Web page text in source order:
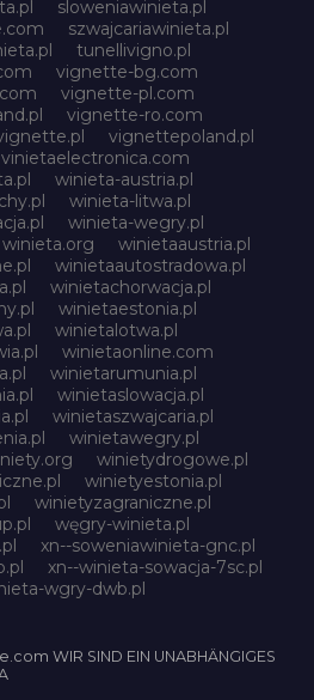
sloweniawinieta.pl
szwajcariawinieta.pl
tunellivigno.pl
vignette-bg.com
vignette-pl.com
vignette-ro.com
vignettepoland.pl
vinietaelectronica.com
winieta-austria.pl
winieta-litwa.pl
winieta-wegry.pl
winieta.org
winietaaustria.pl
winietaautostradowa.pl
winietachorwacja.pl
winietaestonia.pl
winietalotwa.pl
winietaonline.com
winietarumunia.pl
winietaslowacja.pl
winietaszwajcaria.pl
winietawegry.pl
winietydrogowe.pl
winietyestonia.pl
winietyzagraniczne.pl
węgry-winieta.pl
xn--soweniawinieta-gnc.pl
xn--winieta-sowacja-7sc.pl
wgry-dwb.pl
WIR SIND EIN UNABHÄNGIGES